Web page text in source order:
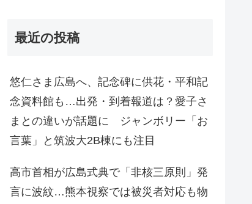
最近の投稿
悠仁さま広島へ、記念碑に供花・平和記
念資料館も…出発・到着報道は？愛子さ
まとの違いが話題に ジャンボリー「お
言葉」と筑波大2B棟にも注目
高市首相が広島式典で「非核三原則」発
言に波紋…熊本視察では被災者対応も物